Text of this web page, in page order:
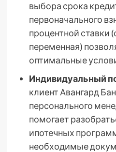
выбора срока
первоначального
процентной ставки
переменная)
оптимальные
Индивидуальный
клиент Авангард
персонального
помогает
ипотечных
необходимые